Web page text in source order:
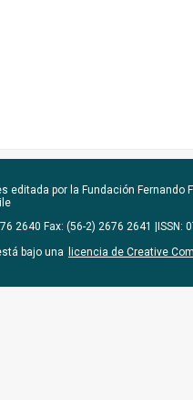
editada por la Fundación Fernando
2640 Fax: (56-2) 2676 2641 |ISSN:
bajo una
licencia de Creative